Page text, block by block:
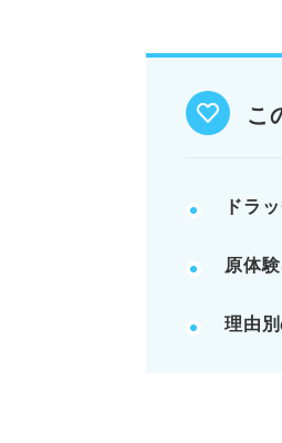
例：プ
ドラ
ドラ
こ
ドラ
原体
理由